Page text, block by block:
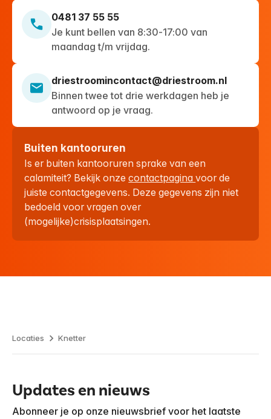
0481 37 55 55
Je kunt bellen van 8:30-17:00 van
maandag t/m vrijdag.
driestroomincontact@driestroom.nl
Binnen twee tot drie werkdagen heb je
antwoord op je vraag.
Buiten kantooruren
Is er buiten kantooruren sprake van een
calamiteit? Bekijk onzecontactpaginavoor de
juiste contactgegevens. Deze gegevens zijn niet
bedoeld voor vragen over
(mogelijke)crisisplaatsingen.
Locaties Knetter
Updates en nieuws
Abonneer je op onze nieuwsbrief voor het laatste